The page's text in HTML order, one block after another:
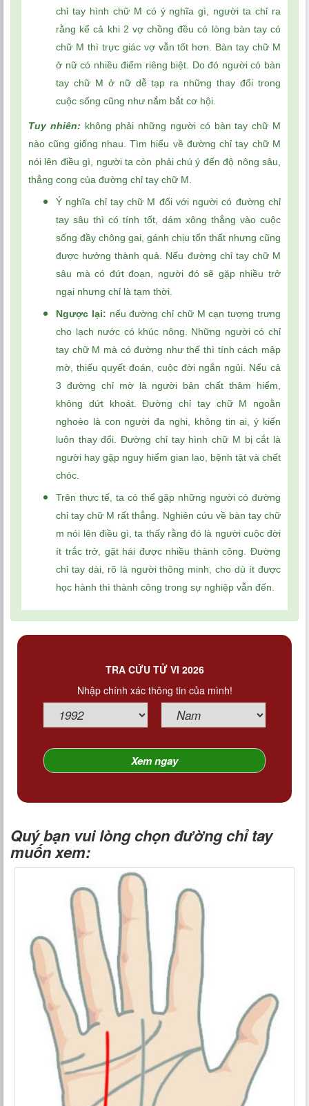
chỉ tay hình chữ M có ý nghĩa gì, người ta chỉ ra
rằng kể cả khi 2 vợ chồng đều có lòng bàn tay có
chữ M thì trực giác vợ vẫn tốt hơn. Bàn tay chữ M
ở nữ có nhiều điểm riêng biệt. Do đó người có bàn
tay chữ M ở nữ dễ tạp ra những thay đổi trong
cuộc sống cũng như nắm bắt cơ hội.
Tuy nhiên: không phải những người có bàn tay chữ M
nào cũng giống nhau. Tìm hiểu về đường chỉ tay chữ M
nói lên điều gì, người ta còn phải chú ý đến độ nông sâu,
thẳng cong của đường chỉ tay chữ M.
Ý nghĩa chỉ tay chữ M đối với người có đường chỉ
tay sâu thì có tính tốt, dám xông thẳng vào cuộc
sống đầy chông gai, gánh chịu tổn thất nhưng cũng
được hưởng thành quả. Nếu đường chỉ tay chữ M
sâu mà có đứt đoạn, người đó sẽ gặp nhiều trở
ngại nhưng chỉ là tạm thời.
Ngược lại: nếu đường chỉ chữ M cạn tượng trưng
cho lạch nước có khúc nông. Những người có chỉ
tay chữ M mà có đường như thế thì tính cách mập
mờ, thiếu quyết đoán, cuộc đời ngắn ngủi. Nếu cả
3 đường chỉ mờ là người bản chất thâm hiểm,
không dứt khoát. Đường chỉ tay chữ M ngoằn
nghoèo là con người đa nghi, không tin ai, ý kiến
luôn thay đổi. Đường chỉ tay hình chữ M bị cắt là
người hay gặp nguy hiểm gian lao, bệnh tật và chết
chóc.
Trên thực tế, ta có thể gặp những người có đường
chỉ tay chữ M rất thẳng. Nghiên cứu về bàn tay chữ
m nói lên điều gì, ta thấy rằng đó là người cuộc đời
ít trắc trở, gặt hái được nhiều thành công. Đường
chỉ tay dài, rõ là người thông minh, cho dù ít được
học hành thì thành công trong sự nghiệp vẫn đến.
TRA CỨU TỬ VI 2026
Nhập chính xác thông tin của mình!
Quý bạn vui lòng chọn đường chỉ tay
muốn xem: